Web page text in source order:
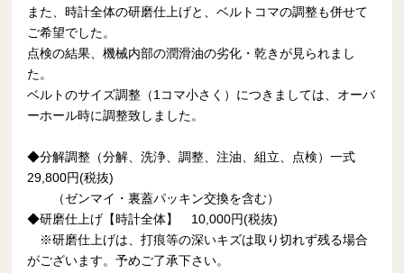
また、時計全体の研磨仕上げと、ベルトコマの調整も併せて
ご希望でした。
点検の結果、機械内部の潤滑油の劣化・乾きが見られまし
た。
ベルトのサイズ調整（1コマ小さく）につきましては、オーバ
ーホール時に調整致しました。
◆分解調整（分解、洗浄、調整、注油、組立、点検）一式
29,800円(税抜)
（ゼンマイ・裏蓋パッキン交換を含む）
◆研磨仕上げ【時計全体】 10,000円(税抜)
※研磨仕上げは、打痕等の深いキズは取り切れず残る場合
がございます。予めご了承下さい。